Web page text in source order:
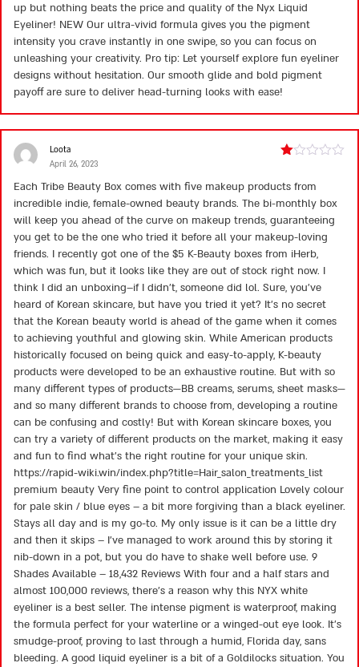
up but nothing beats the price and quality of the Nyx Liquid
Eyeliner! NEW Our ultra-vivid formula gives you the pigment
intensity you crave instantly in one swipe, so you can focus on
unleashing your creativity. Pro tip: Let yourself explore fun eyeliner
designs without hesitation. Our smooth glide and bold pigment
payoff are sure to deliver head-turning looks with ease!
out
of
Loota
April 26, 2023
Each Tribe Beauty Box comes with five makeup products from
incredible indie, female-owned beauty brands. The bi-monthly box
will keep you ahead of the curve on makeup trends, guaranteeing
you get to be the one who tried it before all your makeup-loving
friends. I recently got one of the $5 K-Beauty boxes from iHerb,
which was fun, but it looks like they are out of stock right now. I
think I did an unboxing–if I didn’t, someone did lol. Sure, you’ve
heard of Korean skincare, but have you tried it yet? It’s no secret
that the Korean beauty world is ahead of the game when it comes
to achieving youthful and glowing skin. While American products
historically focused on being quick and easy-to-apply, K-beauty
products were developed to be an exhaustive routine. But with so
many different types of products—BB creams, serums, sheet masks—
and so many different brands to choose from, developing a routine
can be confusing and costly! But with Korean skincare boxes, you
can try a variety of different products on the market, making it easy
and fun to find what’s the right routine for your unique skin.
https://rapid-wiki.win/index.php?title=Hair_salon_treatments_list
premium beauty Very fine point to control application Lovely colour
for pale skin / blue eyes – a bit more forgiving than a black eyeliner.
Stays all day and is my go-to. My only issue is it can be a little dry
and then it skips – I’ve managed to work around this by storing it
nib-down in a pot, but you do have to shake well before use. 9
Shades Available – 18,432 Reviews With four and a half stars and
almost 100,000 reviews, there’s a reason why this NYX white
eyeliner is a best seller. The intense pigment is waterproof, making
the formula perfect for your waterline or a winged-out eye look. It’s
smudge-proof, proving to last through a humid, Florida day, sans
bleeding. A good liquid eyeliner is a bit of a Goldilocks situation. You